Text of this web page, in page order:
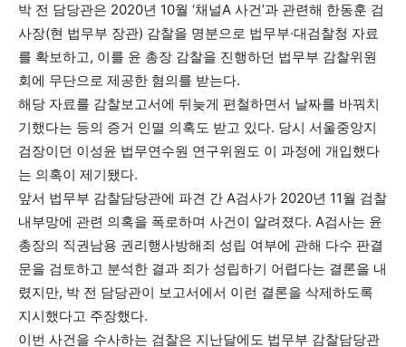
박 전 담당관은 2020년 10월 ‘채널A 사건’과 관련해 한동훈 검
사장(현 법무부 장관) 감찰을 명분으로 법무부·대검찰청 자료
를 확보하고, 이를 윤 총장 감찰을 진행하던 법무부 감찰위원
회에 무단으로 제공한 혐의를 받는다.
해당 자료를 감찰보고서에 뒤늦게 편철하면서 날짜를 바꿔치
기했다는 등의 증거 인멸 의혹도 받고 있다. 당시 서울중앙지
검장이던 이성윤 법무연수원 연구위원도 이 과정에 개입했다
는 의혹이 제기됐다.
앞서 법무부 감찰담당관에 파견 간 A검사가 2020년 11월 검찰
내부망에 관련 의혹을 폭로하며 사건이 알려졌다. A검사는 윤
총장의 직권남용 권리행사방해죄 성립 여부에 관해 다수 판결
문을 검토하고 분석한 결과 죄가 성립하기 어렵다는 결론을 내
렸지만, 박 전 담당관이 보고서에서 이런 결론을 삭제하도록
지시했다고 주장했다.
이번 사건을 수사하는 검찰은 지난달에도 법무부 감찰담당관